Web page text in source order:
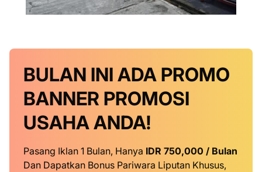
BULAN INI ADA PROMO
BANNER PROMOSI
USAHA ANDA!
Pasang Iklan 1 Bulan, Hanya IDR 750,000 / Bulan
Dan Dapatkan Bonus Pariwara Liputan Khusus,